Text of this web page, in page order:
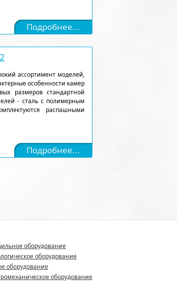
Подробнее...
ассортимент моделей,
особенности камер
размеров стандартной
- сталь с полимерным
распашными
Подробнее...
оборудование
оборудование
оборудование
оборудование